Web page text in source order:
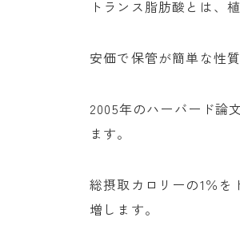
トランス脂肪酸とは、
安価で保管が簡単な性
2005年のハーバード論
ます。
総摂取カロリーの1％
増します。